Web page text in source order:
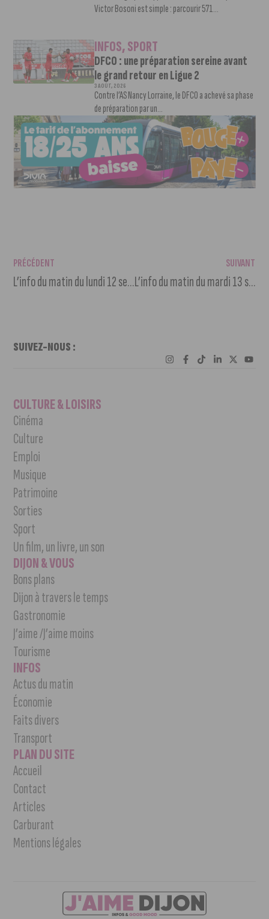
Victor Bosoni est simple : parcourir 571...
INFOS,SPORT
DFCO : une préparation sereine avant
le grand retour en Ligue 2
3 AOÛT, 2026
Contre l’AS Nancy Lorraine, le DFCO a achevé sa phase
de préparation par un...
PRÉCÉDENT
L’info du matin du lundi 12 septembre 2022
SUIVANT
L’info du matin du mardi 13 septembre 2022
SUIVEZ-NOUS :
CULTURE & LOISIRS
Cinéma
Culture
Emploi
Musique
Patrimoine
Sorties
Sport
Un film, un livre, un son
DIJON & VOUS
Bons plans
Dijon à travers le temps
Gastronomie
J’aime /J’aime moins
Tourisme
INFOS
Actus du matin
Économie
Faits divers
Transport
PLAN DU SITE
Accueil
Contact
Articles
Carburant
Mentions légales